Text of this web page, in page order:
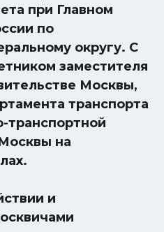
при Главном
по
округу. С
заместителя
Москвы,
транспорта
транспортной
на
и